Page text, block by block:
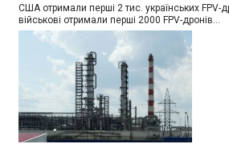
США отримали перші 2 тис. українських FPV-
військові отримали перші 2000 FPV-дронів…